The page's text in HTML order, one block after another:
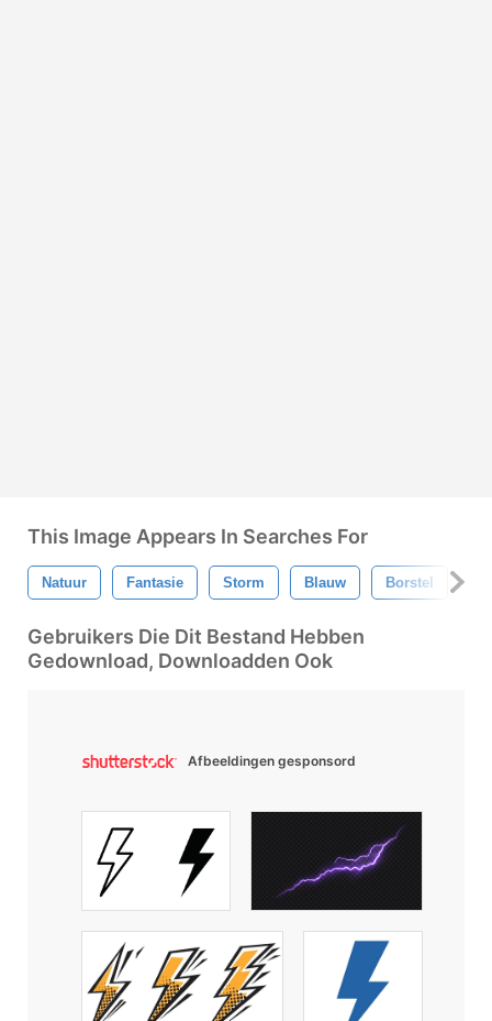
This Image Appears In Searches For
Natuur Fantasie Storm Blauw Borstel
Gebruikers Die Dit Bestand Hebben
Gedownload, Downloadden Ook
Afbeeldingen gesponsord